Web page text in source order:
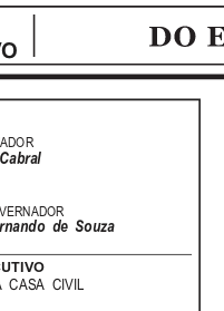
CASA  CIVIL
de  Souza